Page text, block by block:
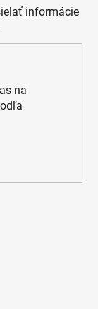
informácie
na